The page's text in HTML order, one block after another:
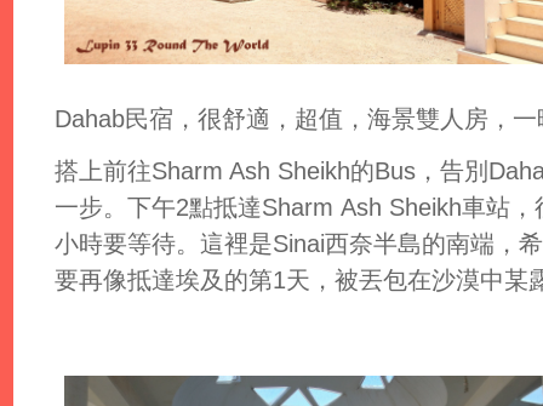
Dahab民宿，很舒適，超值，海景雙人房，
搭上前往Sharm Ash Sheikh的Bus，告別
一步。下午2點抵達Sharm Ash Sheikh車站
小時要等待。這裡是Sinai西奈半島的南端，
要再像抵達埃及的第1天，被丟包在沙漠中某